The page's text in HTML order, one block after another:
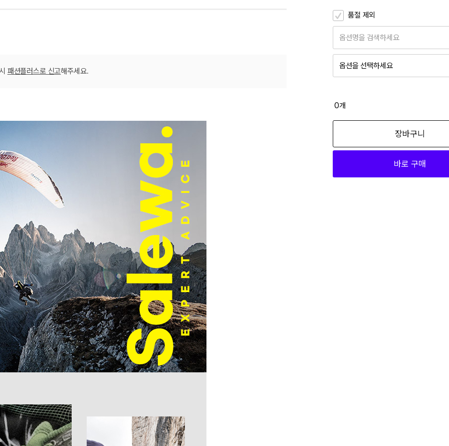
장바구니 쿠폰
가능 쿠폰
습니다.
상품이에요
품절 제외
옵션명을 검색하세요
옵션을 선택하세요
0개
장바구니
바로 구매